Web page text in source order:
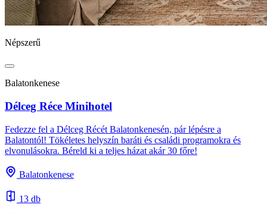
Népszerű
Balatonkenese
Délceg Réce Minihotel
Fedezze fel a Délceg Récét Balatonkenesén, pár lépésre a
Balatontól! Tökéletes helyszín baráti és családi programokra és
elvonulásokra. Béreld ki a teljes házat akár 30 főre!
Balatonkenese
13 db